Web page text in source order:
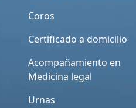
Coros
Certificado a domicilio
Acompañamiento en
Medicina legal
Urnas